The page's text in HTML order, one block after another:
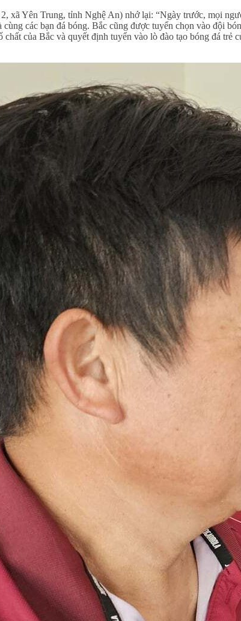
xã Yên Trung, tỉnh Nghệ An) nhớ lại: “Ngày trước, mọi
các bạn đá bóng. Bắc cũng được tuyển chọn vào đội
của Bắc và quyết định tuyển vào lò đào tạo bóng đá trẻ